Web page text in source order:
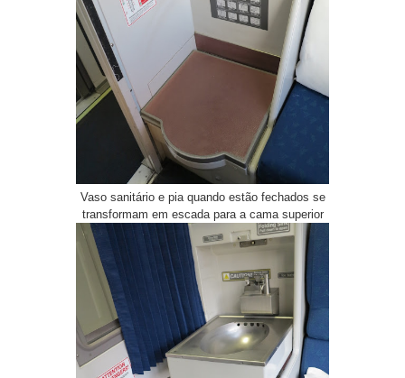
Vaso sanitário e pia quando estão fechados se
transformam em escada para a cama superior